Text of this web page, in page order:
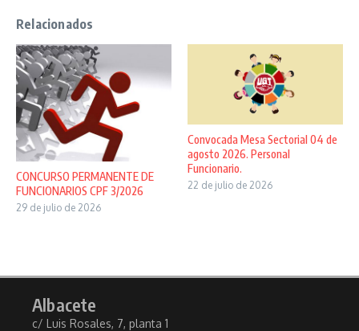
Relacionados
CONCURSO PERMANENTE DE
FUNCIONARIOS CPF 3/2026
29 de julio de 2026
Convocada Mesa Sectorial 04 de
agosto 2026. Personal
Funcionario.
22 de julio de 2026
Albacete
c/ Luis Rosales, 7, planta 1